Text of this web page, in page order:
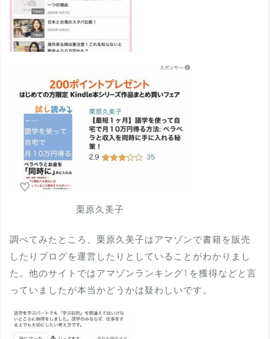
栗原久美子
調べてみたところ、栗原久美子はアマゾンで書籍を販売
したりブログを運営したりとしていることがわかりまし
た。他のサイトではアマゾンランキング1を獲得などと言
っていましたが本当かどうかは疑わしいです。